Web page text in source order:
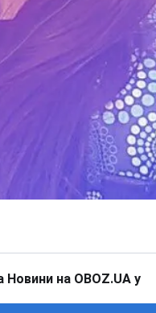
Новини на OBOZ.UA у